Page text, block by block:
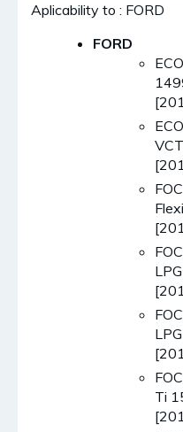
Aplicability to : FORD
FORD
Ti